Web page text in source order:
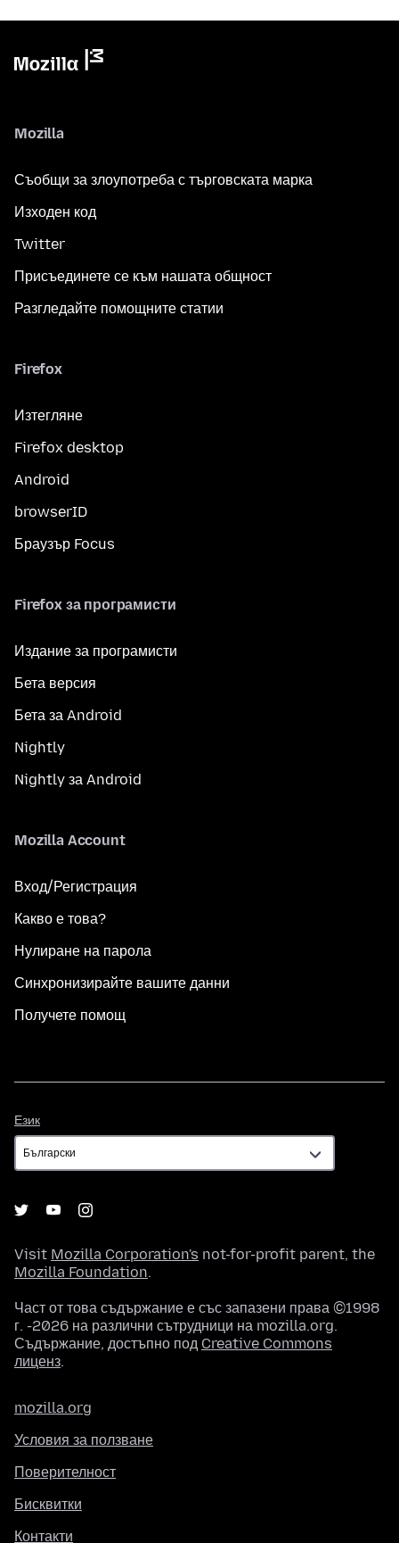
Mozilla
Съобщи за злоупотреба с търговската марка
Изходен код
Twitter
Присъединете се към нашата общност
Разгледайте помощните статии
Firefox
Изтегляне
Firefox desktop
Android
browserID
Браузър Focus
Firefox за програмисти
Издание за програмисти
Бета версия
Бета за Android
Nightly
Nightly за Android
Mozilla Account
Вход/Регистрация
Какво е това?
Нулиране на парола
Синхронизирайте вашите данни
Получете помощ
Език
Visit Mozilla Corporation's not-for-profit parent, the
Mozilla Foundation.
Част от това съдържание е със запазени права ©1998
г. -2026 на различни сътрудници на mozilla.org.
Съдържание, достъпно под Creative Commons
лиценз.
mozilla.org
Условия за ползване
Поверителност
Бисквитки
Контакти